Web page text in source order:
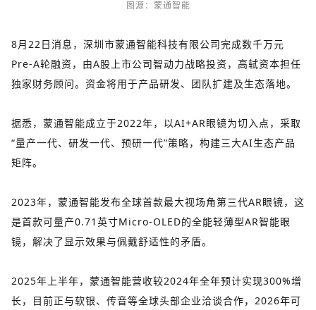
图源：蒙通智能
8月22日消息，深圳市蒙通智能科技有限公司完成数千万元
Pre-A轮融资，由A股上市公司智动力战略投资，高轼资本担任
独家财务顾问。资金将用于产品研发、团队扩建及生态落地。
据悉，蒙通智能成立于2022年，以AI+AR眼镜为切入点，采取
“量产一代、研发一代、预研一代”策略，构建三大AI生态产品
矩阵。
2023年，蒙通智能发布全球首款最大视场角第三代AR眼镜，这
是首款可量产0.71英寸Micro-OLED的全能轻薄型AR智能眼
镜，解决了显示效果与佩戴舒适性的矛盾。
2025年上半年，蒙通智能营收较2024年全年预计实现300%增
长，目前正与软银、传音等全球头部企业洽谈合作，2026年可